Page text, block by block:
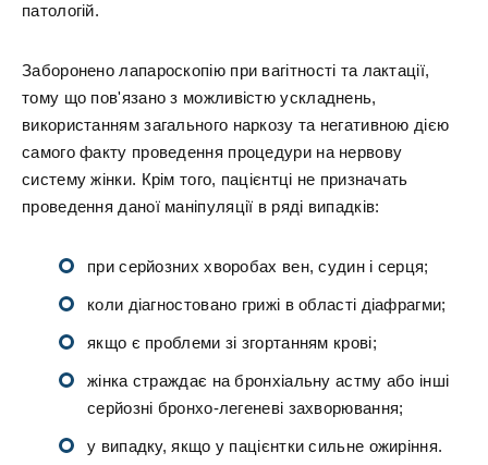
патологій.
Заборонено лапароскопію при вагітності та лактації,
тому що пов'язано з можливістю ускладнень,
використанням загального наркозу та негативною дією
самого факту проведення процедури на нервову
систему жінки. Крім того, пацієнтці не призначать
проведення даної маніпуляції в ряді випадків:
при серйозних хворобах вен, судин і серця;
коли діагностовано грижі в області діафрагми;
якщо є проблеми зі згортанням крові;
жінка страждає на бронхіальну астму або інші
серйозні бронхо-легеневі захворювання;
у випадку, якщо у пацієнтки сильне ожиріння.